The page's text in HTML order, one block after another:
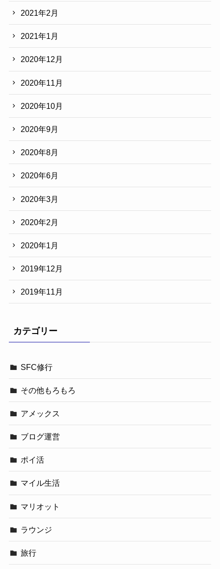
2021年2月
2021年1月
2020年12月
2020年11月
2020年10月
2020年9月
2020年8月
2020年6月
2020年3月
2020年2月
2020年1月
2019年12月
2019年11月
カテゴリー
SFC修行
その他もろもろ
アメックス
ブログ運営
ポイ活
マイル生活
マリオット
ラウンジ
旅行